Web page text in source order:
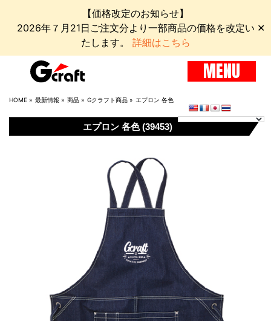
【価格改定のお知らせ】
2026年７月21日ご注文分より一部商品の価格を改定い
たします。 詳細はこちら
✕
MENU
HOME » 最新情報 » 商品 » Gクラフト商品 » エプロン 各色
エプロン 各色 (39453)